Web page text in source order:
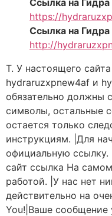
https://
Ссылка на Гидра
http://
Т. У настоящего
hydraruzxpnew4af и
обязательно должны
символы, остальные
остается только
инструкциям. |Для
официальную
сайт ссылка На
работой. |У нас нет
действительно на
You!|Ваше сообщение